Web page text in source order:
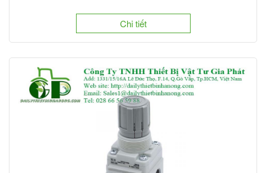
Chi tiết